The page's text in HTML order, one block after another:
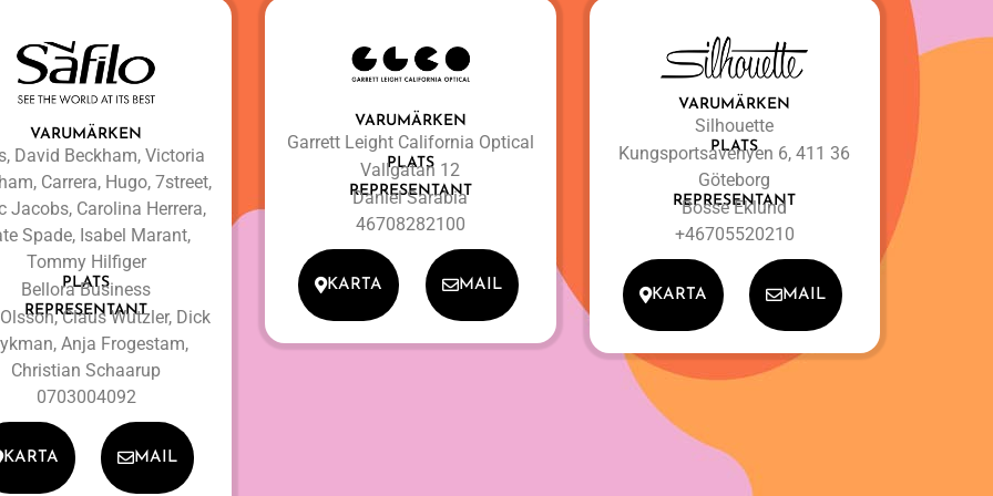
VARUMÄRKEN
David Beckham, Victoria
Carrera, Hugo, 7street,
Jacobs, Carolina Herrera,
Spade, Isabel Marant,
Tommy Hilfiger
PLATS
Bellora Business
REPRESENTANT
Claus Wutzler, Dick
Anja Frogestam,
Christian Schaarup
0703004092
KARTA MAIL
VARUMÄRKEN
Garrett Leight California Optical
PLATS
Vallgatan 12
REPRESENTANT
Daniel Sarabia
46708282100
KARTA MAIL
VARUMÄRKEN
Silhouette
PLATS
Kungsportsavenyen 6, 411 36
Göteborg
REPRESENTANT
Bosse Eklund
+46705520210
KARTA MAIL